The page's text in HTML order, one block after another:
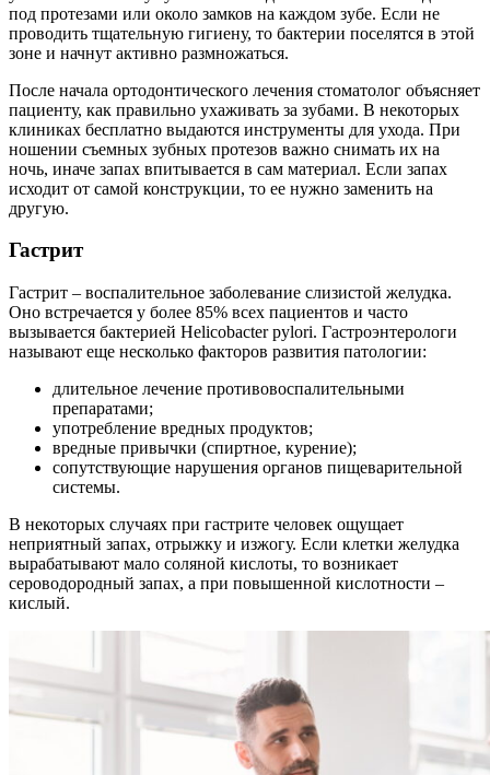
под протезами или около замков на каждом зубе. Если не
проводить тщательную гигиену, то бактерии поселятся в этой
зоне и начнут активно размножаться.
После начала ортодонтического лечения стоматолог объясняет
пациенту, как правильно ухаживать за зубами. В некоторых
клиниках бесплатно выдаются инструменты для ухода. При
ношении съемных зубных протезов важно снимать их на
ночь, иначе запах впитывается в сам материал. Если запах
исходит от самой конструкции, то ее нужно заменить на
другую.
Гастрит
Гастрит – воспалительное заболевание слизистой желудка.
Оно встречается у более 85% всех пациентов и часто
вызывается бактерией Helicobacter pylori. Гастроэнтерологи
называют еще несколько факторов развития патологии:
длительное лечение противовоспалительными
препаратами;
употребление вредных продуктов;
вредные привычки (спиртное, курение);
сопутствующие нарушения органов пищеварительной
системы.
В некоторых случаях при гастрите человек ощущает
неприятный запах, отрыжку и изжогу. Если клетки желудка
вырабатывают мало соляной кислоты, то возникает
сероводородный запах, а при повышенной кислотности –
кислый.